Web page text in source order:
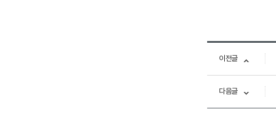
이전글
다음글